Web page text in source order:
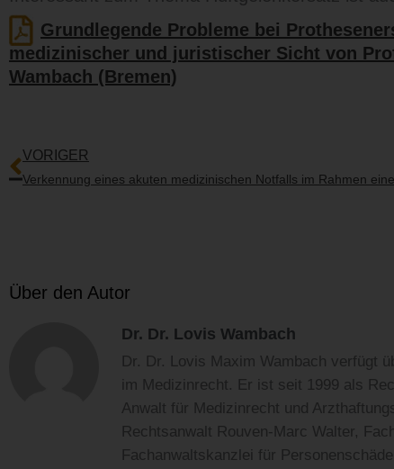
Grundlegende Probleme bei
medizinischer und juristischer Sicht von
Wambach (Bremen)
VORIGER
Über den Autor
Dr. Dr. Lovis Wambach
Dr. Dr. Lovis Maxim Wambach verfügt
im Medizinrecht. Er ist seit 1999 als
Anwalt für Medizinrecht und
Rechtsanwalt Rouven-Marc Walter,
Fachanwaltskanzlei für